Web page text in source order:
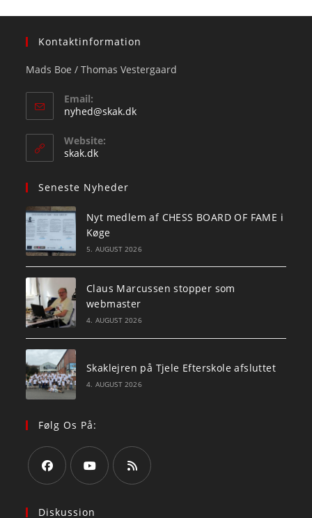
Kontaktinformation
Mads Boe / Thomas Vestergaard
Email:
nyhed@skak.dkOpens
Website:
skak.dk
Seneste Nyheder
Nyt medlem af CHESS BOARD OF FAME i
Køge
5. AUGUST 2026
Claus Marcussen stopper som
webmaster
4. AUGUST 2026
Skaklejren på Tjele Efterskole afsluttet
4. AUGUST 2026
Følg Os På:
in
in
Diskussion